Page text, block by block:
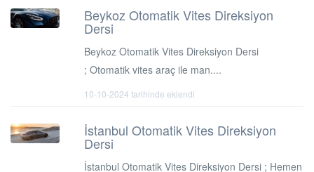
Beykoz Otomatik Vites Direksiyon
Dersi
Beykoz Otomatik Vites Direksiyon Dersi
; Otomatik vites araç ile man....
10-10-2024 tarihinde eklendi
İstanbul Otomatik Vites Direksiyon
Dersi
İstanbul Otomatik Vites Direksiyon Dersi ; Hemen